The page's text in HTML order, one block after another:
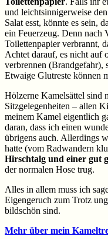
und leichtsinnigerweise
Salat esst, könnte es sein,
ein Feuerzeug. Denn nach
Toilettenpapier verbrannt,
Achtet darauf, es nicht auf
verbrennen (Brandgefahr),
Etwaige Glutreste können
Hölzerne Kamelsättel sind
Sitzgelegenheiten – allen
meinem Kamel eigentlich
daran, dass ich einen
übrigens auch. Allerdings
hatte (vom Radwandern
Hirschtalg und einer gut
der normalen Hose trug.
Alles in allem muss ich
Eigengeruch zum Trotz
bildschön sind.
Mehr über mein